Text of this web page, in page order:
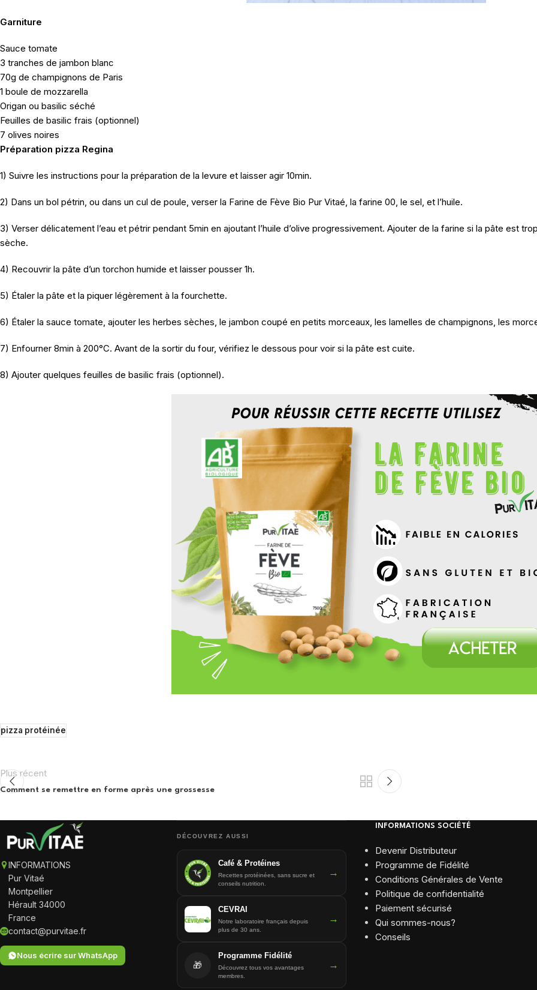
Garniture
Sauce tomate
3 tranches de jambon blanc
70g de champignons de Paris
1 boule de mozzarella
Origan ou basilic séché
Feuilles de basilic frais (optionnel)
7 olives noires
Préparation pizza Regina
1) Suivre les instructions pour la préparation de la levure et laisser agir 10min.
2) Dans un bol pétrin, ou dans un cul de poule, verser la Farine de Fève Bio Pur Vitaé, la farine 00, le sel, et l’huile.
3) Verser délicatement l’eau et pétrir pendant 5min en ajoutant l’huile d’olive progressivement. Ajouter de la farine si la pâte est
sèche.
4) Recouvrir la pâte d’un torchon humide et laisser pousser 1h.
5) Étaler la pâte et la piquer légèrement à la fourchette.
6) Étaler la sauce tomate, ajouter les herbes sèches, le jambon coupé en petits morceaux, les lamelles de champignons, les
7) Enfourner 8min à 200°C. Avant de la sortir du four, vérifiez le dessous pour voir si la pâte est cuite.
8) Ajouter quelques feuilles de basilic frais (optionnel).
pizza protéinée
Plus récent
Comment se remettre en forme après une grossesse
INFORMATIONS
Pur Vitaé
Montpellier
Hérault 34000
France
contact@purvitae.fr
Nous écrire sur WhatsApp
DÉCOUVREZ AUSSI
Café & Protéines
Recettes protéinées, sans sucre et
conseils nutrition.
→
CEVRAI
Notre laboratoire français depuis
plus de 30 ans.
→
🎁
Programme Fidélité
Découvrez tous vos avantages
membres.
→
INFORMATIONS SOCIÉTÉ
Devenir Distributeur
Programme de Fidélité
Conditions Générales de Vente
Politique de confidentialité
Paiement sécurisé
Qui sommes-nous?
Conseils